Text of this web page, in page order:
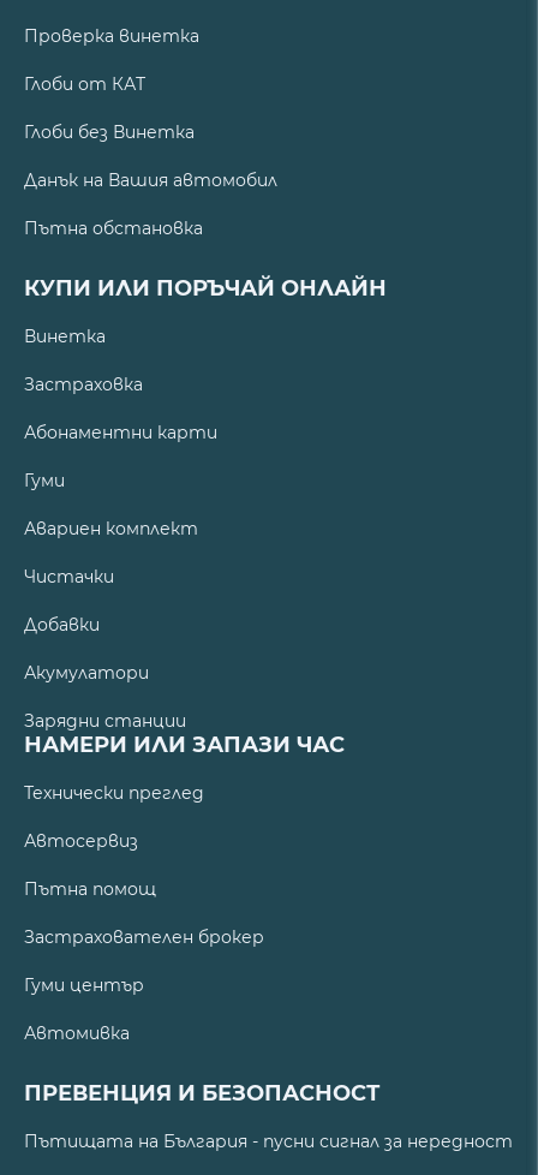
Проверка винетка
Глоби от КАТ
Глоби без Винетка
Данък на Вашия автомобил
Пътна обстановка
КУПИ ИЛИ ПОРЪЧАЙ ОНЛАЙН
Винетка
Застраховка
Абонаментни карти
Гуми
Авариен комплект
Чистачки
Добавки
Акумулатори
Зарядни станции
НАМЕРИ ИЛИ ЗАПАЗИ ЧАС
Технически преглед
Автосервиз
Пътна помощ
Застрахователен брокер
Гуми център
Автомивка
ПРЕВЕНЦИЯ И БЕЗОПАСНОСТ
Пътищата на България - пусни сигнал за нередност